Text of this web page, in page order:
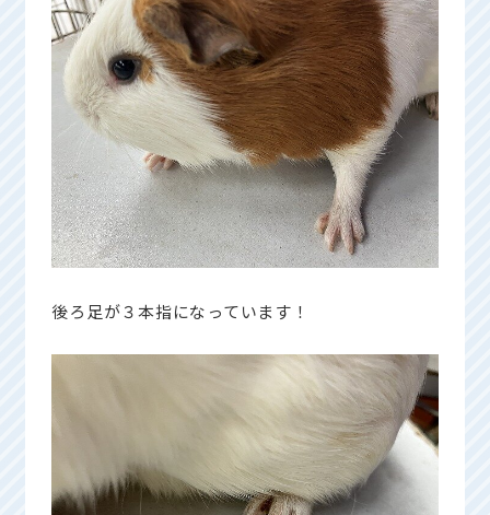
後ろ足が３本指になっています！